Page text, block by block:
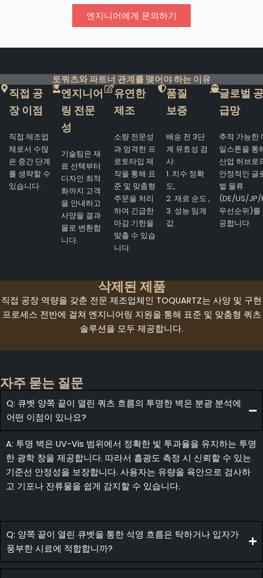
엔지니어에게 문의하기
토쿼츠와 파트너 관계를 맺어야 하는 이유
직접 공
장 이점
직접 제조업
체로서 수많
은 중간 단계
를 생략할 수
있습니다.
엔지니어
링 전문
성
기술팀은 재
료 선택부터
디자인 최적
화까지 고객
을 안내하고
사양을 결과
물로 변환합
니다.
유연한
제조
소량 전문성
과 엄격한 프
로토타입 제
작을 통해 표
준 및 맞춤형
주문을 처리
하여 긴급한
마감 기한을
맞출 수 있습
니다.
품질
보증
배송 전 3단
계 유효성 검
사:
1. 치수 정확
도,
2. 재료 순도 ,
3. 성능 임계
값
글로벌 공
급망
추적 가능한
일스톤을 통
산업 허브로
안정적인 글
벌 물류
(DE/US/JP/
우선순위)를
공합니다.
삭제된 제품
직접 공장 역량을 갖춘 전문 제조업체인 TOQUARTZ는 사양 및 구현
프로세스 전반에 걸쳐 엔지니어링 지원을 통해 표준 및 맞춤형 쿼츠
솔루션을 모두 제공합니다.
자주 묻는 질문
Q: 큐벳 양쪽 끝이 열린 쿼츠 흐름의 투명한 벽은 분광 분석에
어떤 이점이 있나요?
A: 투명 벽은 UV-Vis 범위에서 정확한 빛 투과율을 유지하는 투명
한 광학 창을 제공합니다. 따라서 흡광도 측정 시 신뢰할 수 있는
기준선 안정성을 보장합니다. 사용자는 유량을 육안으로 검사하
고 기포나 잔류물을 쉽게 감지할 수 있습니다.
Q: 양쪽 끝이 열린 큐벳을 통한 석영 흐름은 탁하거나 입자가
풍부한 시료에 적합합니까?